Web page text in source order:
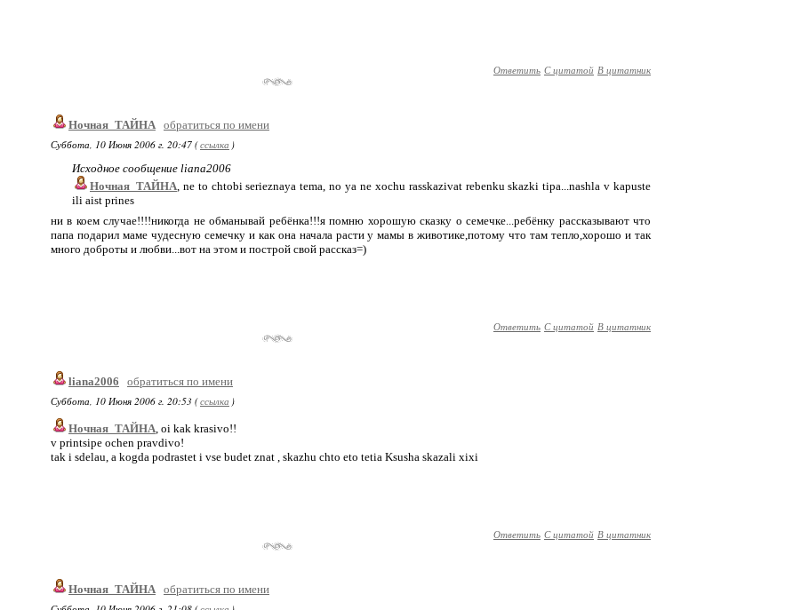
Ответить С цитатой В цитатник
Ночная_ТАЙНА обратиться по имени
Суббота, 10 Июня 2006 г. 20:47 (ссылка )
Исходное сообщение liana2006
Ночная_ТАЙНА, ne to chtobi serieznaya tema, no ya ne xochu rasskazivat rebenku skazki tipa...nashla v kapuste
ili aist prines
ни в коем случае!!!!никогда не обманывай ребёнка!!!я помню хорошую сказку о семечке...ребёнку рассказывают что
папа подарил маме чудесную семечку и как она начала расти у мамы в животике,потому что там тепло,хорошо и так
много доброты и любви...вот на этом и построй свой рассказ=)
Ответить С цитатой В цитатник
liana2006
обратиться по имени
Суббота, 10 Июня 2006 г. 20:53 (ссылка )
Ночная_ТАЙНА, oi kak krasivo!!
v printsipe ochen pravdivo!
tak i sdelau, a kogda podrastet i vse budet znat , skazhu chto eto tetia Ksusha skazali xixi
Ответить С цитатой В цитатник
Ночная_ТАЙНА обратиться по имени